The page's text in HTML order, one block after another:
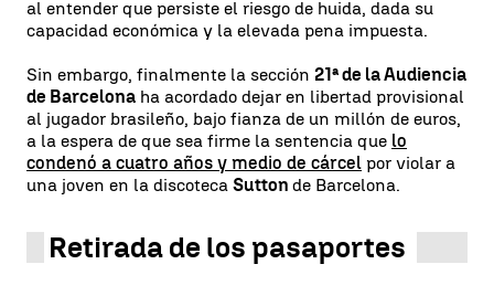
al entender que persiste el riesgo de huida, dada su
capacidad económica y la elevada pena impuesta.
Sin embargo, finalmente la sección 21ª de la Audiencia
de Barcelona ha acordado dejar en libertad provisional
al jugador brasileño, bajo fianza de un millón de euros,
a la espera de que sea firme la sentencia que lo
condenó a cuatro años y medio de cárcel por violar a
una joven en la discoteca Sutton de Barcelona.
Retirada de los pasaportes